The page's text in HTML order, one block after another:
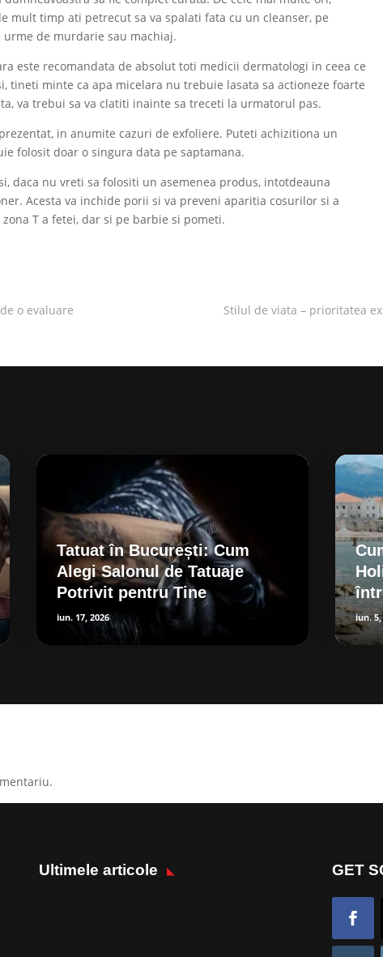
mult timp ati petrecut sa va spalati fata cu un cleanser, pe
urme de murdarie sau machiaj.
este recomandata de absolut toti medicii dermatologi in ceea ce
tineti minte ca apa micelara nu trebuie lasata sa actioneze foarte
va trebui sa va clatiti inainte sa treceti la urmatorul pas.
in anumite cazuri de exfoliere. Puteti achizitiona un
folosit doar o singura data pe saptamana.
daca nu vreti sa folositi un asemenea produs, intotdeauna
Acesta va inchide porii si va preveni aparitia cosurilor si a
T a fetei, dar si pe barbie si pometi.
o evaluare Stilul de viata – prioritatea
Tatuat în București: Cum
Alegi Salonul de Tatuaje
Potrivit pentru Tine
iun. 17, 2026 iun. 5,
Ultimele articole GET